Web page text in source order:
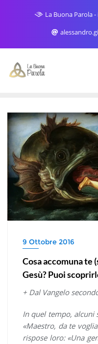
La Buona Parola
9 Ottobre 2016
Cosa accomuna te
Gesù? Puoi
+ Dal Vangelo
In quel tempo, alcuni
«Maestro, da te
rispose loro: «Una